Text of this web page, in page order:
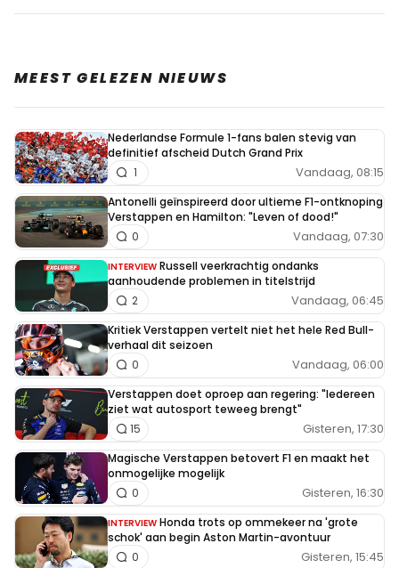
MEEST GELEZEN NIEUWS
Nederlandse Formule 1-fans balen stevig van
definitief afscheid Dutch Grand Prix
Vandaag, 08:15
1
Antonelli geïnspireerd door ultieme F1-ontknoping
Verstappen en Hamilton: "Leven of dood!"
Vandaag, 07:30
0
INTERVIEW Russell veerkrachtig ondanks
aanhoudende problemen in titelstrijd
Vandaag, 06:45
2
Kritiek Verstappen vertelt niet het hele Red Bull-
verhaal dit seizoen
Vandaag, 06:00
0
Verstappen doet oproep aan regering: "Iedereen
ziet wat autosport teweeg brengt"
Gisteren, 17:30
15
Magische Verstappen betovert F1 en maakt het
onmogelijke mogelijk
Gisteren, 16:30
0
INTERVIEW Honda trots op ommekeer na 'grote
schok' aan begin Aston Martin-avontuur
Gisteren, 15:45
0